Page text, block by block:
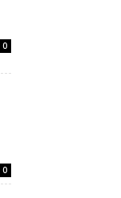
0
0